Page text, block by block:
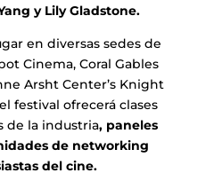
y Lily Gladstone.
en diversas sedes de
Cinema, Coral Gables
Arsht Center’s Knight
festival ofrecerá clases
de la industria, paneles
de networking
del cine.